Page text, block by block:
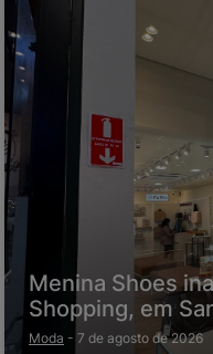
Menina Shoes
Shopping, em
Moda - 7 de agosto de 2026